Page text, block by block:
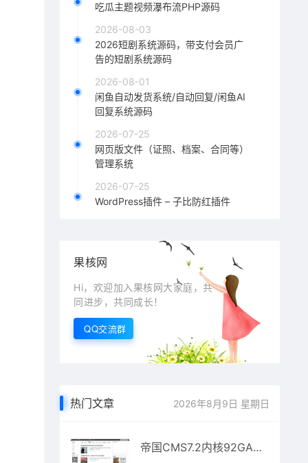
吃瓜主题视频瀑布流PHP源码
2026-08-03
2026短剧系统源码，带支付会员广
告的短剧系统源码
2026-08-01
闲鱼自动发货系统/自动回复/闲鱼AI
回复系统源码
2026-07-25
网页版文件（证照、档案、合同等）
管理系统
2026-07-25
WordPress插件 – 子比防红插件
果核网
Hi，欢迎加入果核网大家庭，共
同进步，共同成长！
QQ交流群
热门文章 2026年8月9日 星期日
帝国CMS7.2内核92GAME仿前瞻头条文章博客网站源码 附带火车头采集